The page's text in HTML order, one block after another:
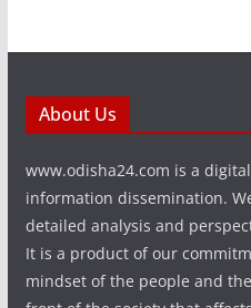
About Us
www.odisha24.com is a
information dissemination.
detailed analysis and
It is a product of our
mindset of the people and